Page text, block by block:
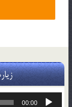
پخش‌کننده
00:00